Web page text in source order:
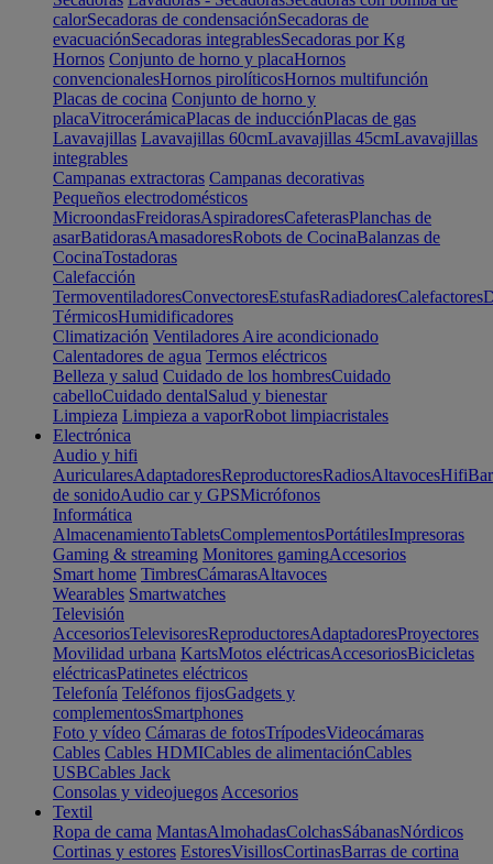
calorSecadoras de condensaciónSecadoras de
evacuaciónSecadoras integrablesSecadoras por Kg
Hornos Conjunto de horno y placaHornos
convencionalesHornos pirolíticosHornos multifunción
Placas de cocina Conjunto de horno y
placaVitrocerámicaPlacas de inducciónPlacas de gas
Lavavajillas Lavavajillas 60cmLavavajillas 45cmLavavajillas
integrables
Campanas extractoras Campanas decorativas
Pequeños electrodomésticos
MicroondasFreidorasAspiradoresCafeterasPlanchas de
asarBatidorasAmasadoresRobots de CocinaBalanzas de
CocinaTostadoras
Calefacción
TermoventiladoresConvectoresEstufasRadiadoresCalefactores
TérmicosHumidificadores
Climatización Ventiladores Aire acondicionado
Calentadores de agua Termos eléctricos
Belleza y salud Cuidado de los hombresCuidado
cabelloCuidado dentalSalud y bienestar
Limpieza Limpieza a vaporRobot limpiacristales
Electrónica
Audio y hifi
AuricularesAdaptadoresReproductoresRadiosAltavocesHifi
de sonidoAudio car y GPSMicrófonos
Informática
AlmacenamientoTabletsComplementosPortátilesImpresoras
Gaming & streaming Monitores gamingAccesorios
Smart home TimbresCámarasAltavoces
Wearables Smartwatches
Televisión
AccesoriosTelevisoresReproductoresAdaptadoresProyectores
Movilidad urbana KartsMotos eléctricasAccesoriosBicicletas
eléctricasPatinetes eléctricos
Telefonía Teléfonos fijosGadgets y
complementosSmartphones
Foto y vídeo Cámaras de fotosTrípodesVideocámaras
Cables Cables HDMICables de alimentaciónCables
USBCables Jack
Consolas y videojuegos Accesorios
Textil
Ropa de cama MantasAlmohadasColchasSábanasNórdicos
Cortinas y estores EstoresVisillosCortinasBarras de cortina